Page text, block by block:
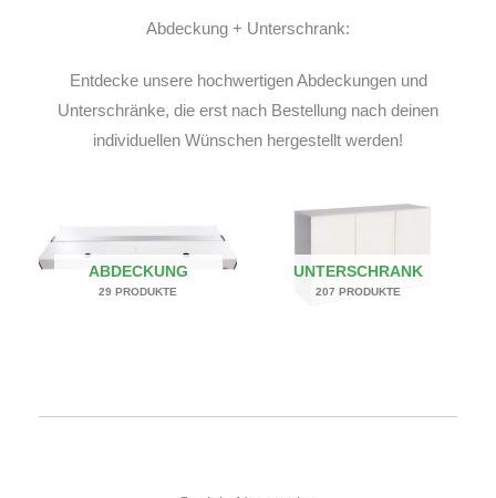
Abdeckung + Unterschrank:
Entdecke unsere hochwertigen Abdeckungen und
Unterschränke, die erst nach Bestellung nach deinen
individuellen Wünschen hergestellt werden!
ABDECKUNG
29 PRODUKTE
UNTERSCHRANK
207 PRODUKTE